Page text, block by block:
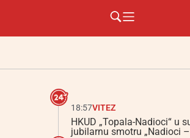
18:57VITEZ
HKUD „Topala-Nadioci“ u
jubilarnu smotru „Nadioci